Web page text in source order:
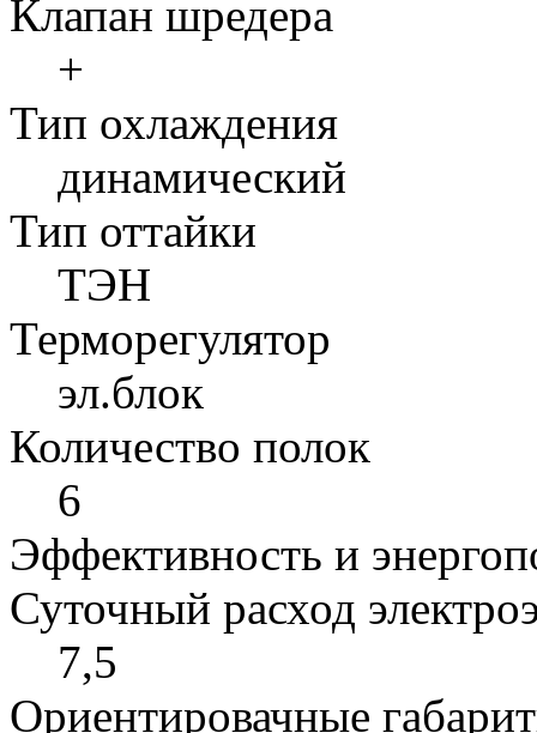
Клапан шредера
+
Тип охлаждения
динамический
Тип оттайки
ТЭН
Терморегулятор
эл.блок
Количество полок
6
Эффективность и
Суточный расход
7,5
Ориентировачные